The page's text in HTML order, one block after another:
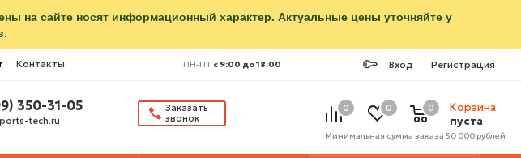
на сайте носят информационный характер. Актуальные цены уточняйте у
Контакты Вход Регистрация
ПН-ПТ с 9:00 до 18:00
350-31-05
tech.ru
Заказать
звонок
0 0
Корзина
пуста
0
Минимальная сумма заказа 50 000 рублей